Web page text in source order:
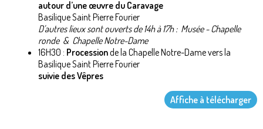
autour d’une œuvre du Caravage
Basilique Saint Pierre Fourier
D'autreslieux sont ouverts de 14h à 17h : Musée - Chapelle
ronde & Chapelle Notre-Dame
16H30 : Processionde la Chapelle Notre-Dame vers la
Basilique Saint Pierre Fourier
suivie des Vêpres
Affiche à télécharger